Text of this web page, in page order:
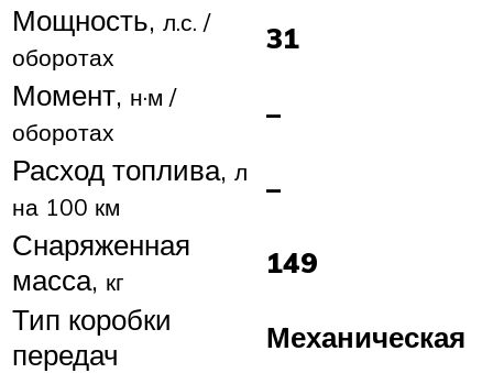
Мощность, л.с. /
оборотах
31
Момент, н·м /
оборотах
–
Расход топлива, л
на 100 км
–
Снаряженная
масса, кг
149
Тип коробки
передач
Механическая